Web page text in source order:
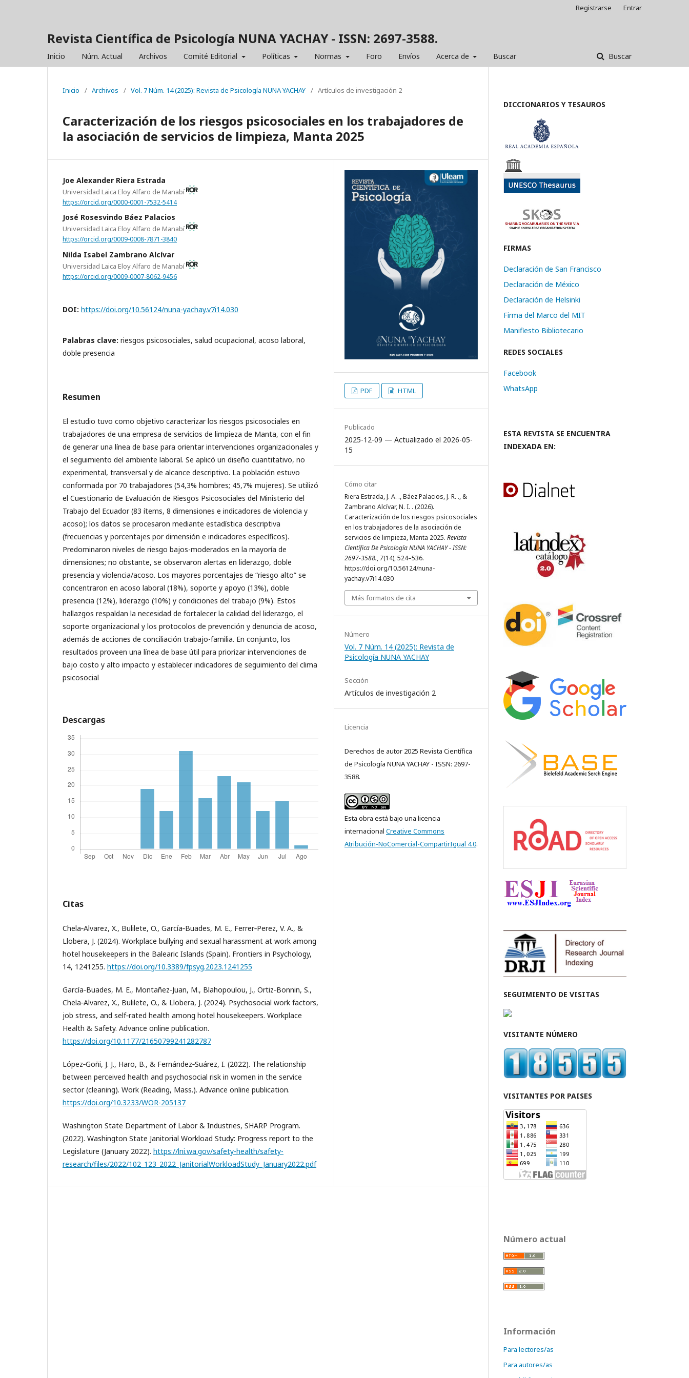
Revista Científica de Psicología NUNA YACHAY - ISSN: 2697-3588.
Inicio Núm. Actual Archivos Comité Editorial Políticas Normas Foro Envíos Acerca de Buscar Buscar
Registrarse Entrar
Inicio / Archivos / Vol. 7 Núm. 14 (2025): Revista de Psicología NUNA YACHAY / Artículos de investigación 2
Caracterización de los riesgos psicosociales en los trabajadores de
la asociación de servicios de limpieza, Manta 2025
Joe Alexander Riera Estrada
Universidad Laica Eloy Alfaro de Manabí
https://orcid.org/0000-0001-7532-5414
José Rosesvindo Báez Palacios
Universidad Laica Eloy Alfaro de Manabí
https://orcid.org/0009-0008-7871-3840
Nilda Isabel Zambrano Alcívar
Universidad Laica Eloy Alfaro de Manabí
https://orcid.org/0009-0007-8062-9456
DOI: https://doi.org/10.56124/nuna-yachay.v7i14.030
Palabras clave: riesgos psicosociales, salud ocupacional, acoso laboral,
doble presencia
Resumen
El estudio tuvo como objetivo caracterizar los riesgos psicosociales en
trabajadores de una empresa de servicios de limpieza de Manta, con el fin
de generar una línea de base para orientar intervenciones organizacionales y
el seguimiento del ambiente laboral. Se aplicó un diseño cuantitativo, no
experimental, transversal y de alcance descriptivo. La población estuvo
conformada por 70 trabajadores (54,3% hombres; 45,7% mujeres). Se utilizó
el Cuestionario de Evaluación de Riesgos Psicosociales del Ministerio del
Trabajo del Ecuador (83 ítems, 8 dimensiones e indicadores de violencia y
acoso); los datos se procesaron mediante estadística descriptiva
(frecuencias y porcentajes por dimensión e indicadores específicos).
Predominaron niveles de riesgo bajos-moderados en la mayoría de
dimensiones; no obstante, se observaron alertas en liderazgo, doble
presencia y violencia/acoso. Los mayores porcentajes de “riesgo alto” se
concentraron en acoso laboral (18%), soporte y apoyo (13%), doble
presencia (12%), liderazgo (10%) y condiciones del trabajo (9%). Estos
hallazgos respaldan la necesidad de fortalecer la calidad del liderazgo, el
soporte organizacional y los protocolos de prevención y denuncia de acoso,
además de acciones de conciliación trabajo-familia. En conjunto, los
resultados proveen una línea de base útil para priorizar intervenciones de
bajo costo y alto impacto y establecer indicadores de seguimiento del clima
psicosocial
Descargas
Citas
Chela‑Alvarez, X., Bulilete, O., García‑Buades, M. E., Ferrer‑Perez, V. A., &
Llobera, J. (2024). Workplace bullying and sexual harassment at work among
hotel housekeepers in the Balearic Islands (Spain). Frontiers in Psychology,
14, 1241255. https://doi.org/10.3389/fpsyg.2023.1241255
García‑Buades, M. E., Montañez‑Juan, M., Blahopoulou, J., Ortiz‑Bonnin, S.,
Chela‑Alvarez, X., Bulilete, O., & Llobera, J. (2024). Psychosocial work factors,
job stress, and self‑rated health among hotel housekeepers. Workplace
Health & Safety. Advance online publication.
https://doi.org/10.1177/21650799241282787
López‑Goñi, J. J., Haro, B., & Fernández‑Suárez, I. (2022). The relationship
between perceived health and psychosocial risk in women in the service
sector (cleaning). Work (Reading, Mass.). Advance online publication.
https://doi.org/10.3233/WOR-205137
Washington State Department of Labor & Industries, SHARP Program.
(2022). Washington State Janitorial Workload Study: Progress report to the
Legislature (January 2022). https://lni.wa.gov/safety-health/safety-
research/files/2022/102_123_2022_JanitorialWorkloadStudy_January2022.pdf
PDF HTML
Publicado
2025-12-09 — Actualizado el 2026-05-
15
Cómo citar
Riera Estrada, J. A. ., Báez Palacios, J. R. ., &
Zambrano Alcívar, N. I. . (2026).
Caracterización de los riesgos psicosociales
en los trabajadores de la asociación de
servicios de limpieza, Manta 2025. Revista
Científica De Psicología NUNA YACHAY - ISSN:
2697-3588., 7(14), 524–536.
https://doi.org/10.56124/nuna-
yachay.v7i14.030
Más formatos de cita
Número
Vol. 7 Núm. 14 (2025): Revista de
Psicología NUNA YACHAY
Sección
Artículos de investigación 2
Licencia
Derechos de autor 2025 Revista Científica
de Psicología NUNA YACHAY - ISSN: 2697-
3588.
Esta obra está bajo una licencia
internacional Creative Commons
Atribución-NoComercial-CompartirIgual 4.0.
DICCIONARIOS Y TESAUROS
FIRMAS
Declaración de San Francisco
Declaración de México
Declaración de Helsinki
Firma del Marco del MIT
Manifiesto Bibliotecario
REDES SOCIALES
Facebook
WhatsApp
ESTA REVISTA SE ENCUENTRA
INDEXADA EN:
SEGUIMIENTO DE VISITAS
VISITANTE NÚMERO
VISITANTES POR PAISES
Número actual
Información
Para lectores/as
Para autores/as